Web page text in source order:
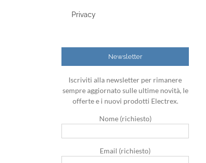
Privacy
Newsletter
Iscriviti alla newsletter per rimanere
sempre aggiornato sulle ultime novità, le
offerte e i nuovi prodotti Electrex.
Nome (richiesto)
Email (richiesto)